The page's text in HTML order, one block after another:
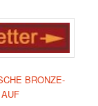
BRONZE-